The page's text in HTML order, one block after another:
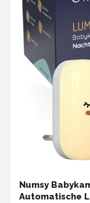
Numsy
Automatische